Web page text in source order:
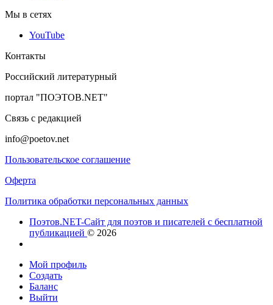
Мы в сетях
YouTube
Контакты
Российский литературный
портал "ПОЭТОВ.NET"
Связь с редакцией
info@poetov.net
Пользовательское соглашение
Оферта
Политика обработки персональных данных
Поэтов.NET-Сайт для поэтов и писателей с бесплатной
публикацией © 2026
Мой профиль
Создать
Баланс
Выйти